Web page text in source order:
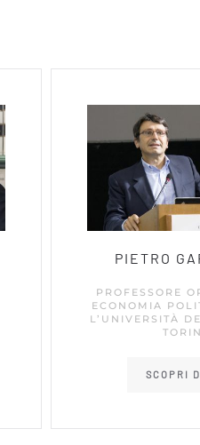
PIETRO
PROFESSORE
ECONOMIA
L’UNIVERSITÀ
SCOPRI